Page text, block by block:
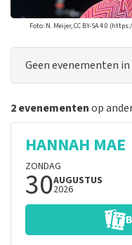
Foto: N. Meijer, CC BY-SA 4.0
Geen evenementen in
2 evenementenop
HANNAH MAE
ZONDAG
30AUGUSTUS
2026